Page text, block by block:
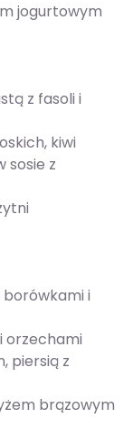
jogurtowym
z fasoli i
kiwi
sosie z
i
orzechami
piersią z
brązowym